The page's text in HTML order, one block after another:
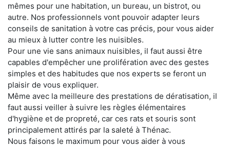
mêmes pour une habitation, un bureau, un bistrot, ou
autre. Nos professionnels vont pouvoir adapter leurs
conseils de sanitation à votre cas précis, pour vous aider
au mieux à lutter contre les nuisibles.
Pour une vie sans animaux nuisibles, il faut aussi être
capables d'empêcher une prolifération avec des gestes
simples et des habitudes que nos experts se feront un
plaisir de vous expliquer.
Même avec la meilleure des prestations de dératisation, il
faut aussi veiller à suivre les règles élémentaires
d'hygiène et de propreté, car ces rats et souris sont
principalement attirés par la saleté à Thénac.
Nous faisons le maximum pour vous aider à vous